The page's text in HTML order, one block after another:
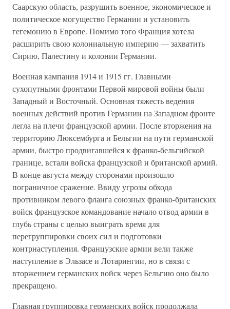
Саарскую область, разрушить военное, экономическое и
политическое могущество Германии и установить
гегемонию в Европе. Помимо того Франция хотела
расширить свою колониальную империю — захватить
Сирию, Палестину и колонии Германии.
Военная кампания 1914 и 1915 гг. Главными
сухопутными фронтами Первой мировой войны были
Западный и Восточный. Основная тяжесть ведения
военных действий против Германии на Западном фронте
легла на плечи французской армии. После вторжения на
территорию Люксембурга и Бельгии на пути германской
армии, быстро продвигавшейся к франко-бельгийской
границе, встали войска французской и британской армий.
В конце августа между сторонами произошло
пограничное сражение. Ввиду угрозы обхода
противником левого фланга союзных франко-британских
войск французское командование начало отвод армии в
глубь страны с целью выиграть время для
перегруппировки своих сил и подготовки
контрнаступления. Французские армии вели также
наступление в Эльзасе и Лотарингии, но в связи с
вторжением германских войск через Бельгию оно было
прекращено.
Главная группировка германских войск продолжала